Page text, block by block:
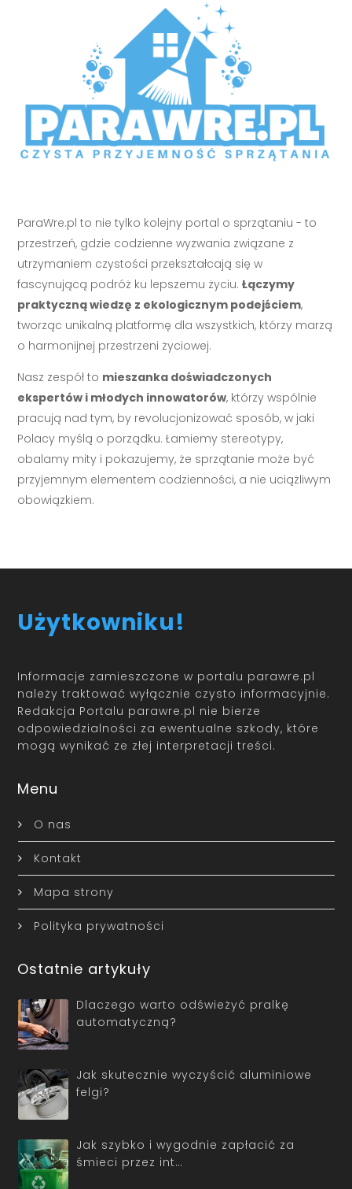
ParaWre.pl to nie tylko kolejny portal o sprzątaniu - to
przestrzeń, gdzie codzienne wyzwania związane z
utrzymaniem czystości przekształcają się w
fascynującą podróż ku lepszemu życiu.Łączymy
praktyczną wiedzę z ekologicznym podejściem,
tworząc unikalną platformę dla wszystkich, którzy marzą
o harmonijnej przestrzeni życiowej.
Nasz zespół to mieszanka doświadczonych
ekspertów i młodych innowatorów, którzy wspólnie
pracują nad tym, by revolucjonizować sposób, w jaki
Polacy myślą o porządku. Łamiemy stereotypy,
obalamy mity i pokazujemy, że sprzątanie może być
przyjemnym elementem codzienności, a nie uciążliwym
obowiązkiem.
Użytkowniku!
Informacje zamieszczone w portalu parawre.pl
należy traktować wyłącznie czysto informacyjnie.
Redakcja Portalu parawre.pl nie bierze
odpowiedzialności za ewentualne szkody, które
mogą wynikać ze złej interpretacji treści.
Menu
O nas
Kontakt
Mapa strony
Polityka prywatności
Ostatnie artykuły
Dlaczego warto odświeżyć pralkę
automatyczną?
Jak skutecznie wyczyścić aluminiowe
felgi?
Jak szybko i wygodnie zapłacić za
śmieci przez int…